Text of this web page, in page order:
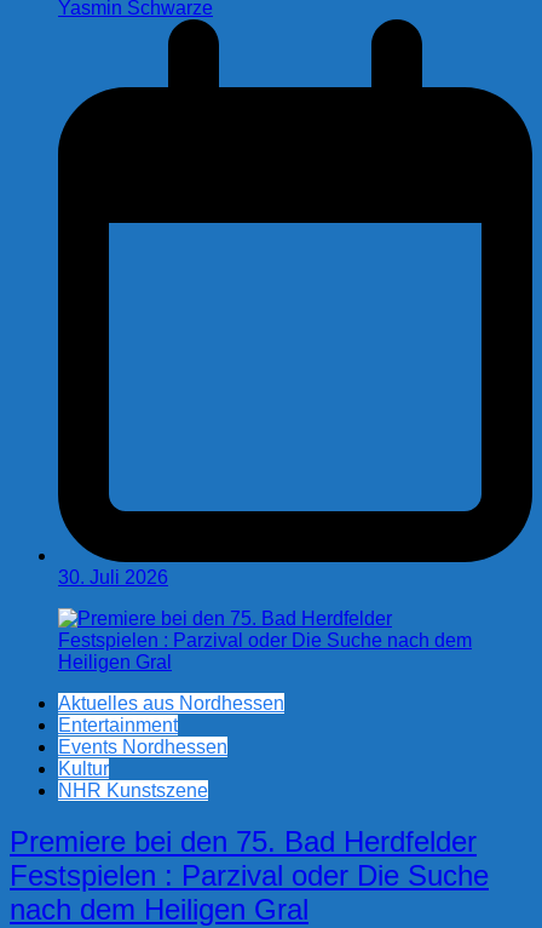
Yasmin Schwarze
30. Juli 2026
Aktuelles aus Nordhessen
Entertainment
Events Nordhessen
Kultur
NHR Kunstszene
Premiere bei den 75. Bad Herdfelder
Festspielen : Parzival oder Die Suche
nach dem Heiligen Gral